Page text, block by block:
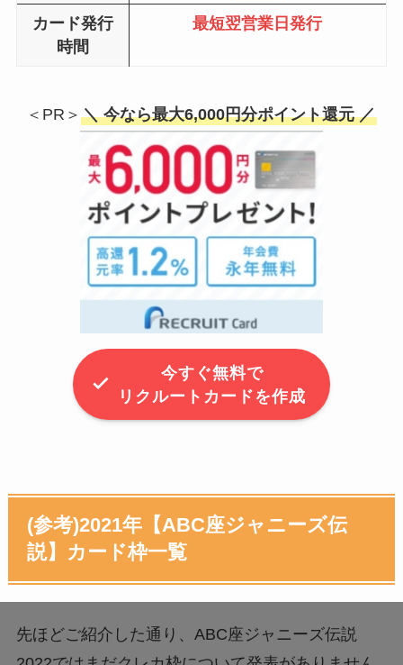
カード発行
時間
最短翌営業日発行
＜PR＞ ＼ 今なら最大6,000円分ポイント還元 ／
今すぐ無料で
リクルートカードを作成
(参考)2021年【ABC座ジャニーズ伝
説】カード枠一覧
先ほどご紹介した通り、ABC座ジャニーズ伝説